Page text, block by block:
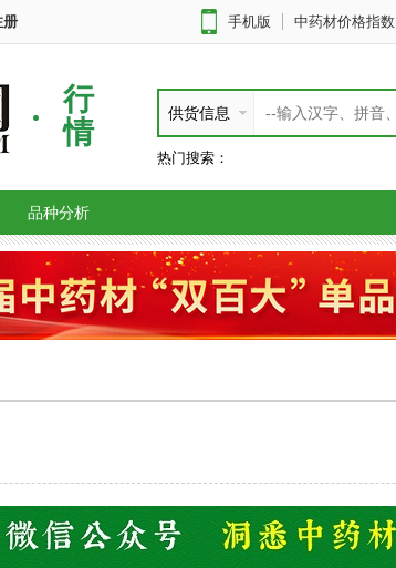
册 手机版 中药材价格指数
行
情
供货信息
热门搜索：
品种分析